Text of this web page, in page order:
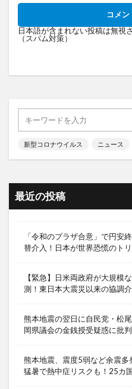
日本語が含まれない投稿は無視
（スパム対策）
新型コロナウイルス ニュース
最近の投稿
「令和のプラザ合意」で円安
替介入！日本が世界恐慌のト
【緊急】日米両政府が大規模
測！東日本大震災以来の協調
熊本地震の翌日に自民党・松
岡県議会の金銭授受疑惑に批判
熊本地震、震度5弱など余震
猛暑で熱中症リスクも！25カ